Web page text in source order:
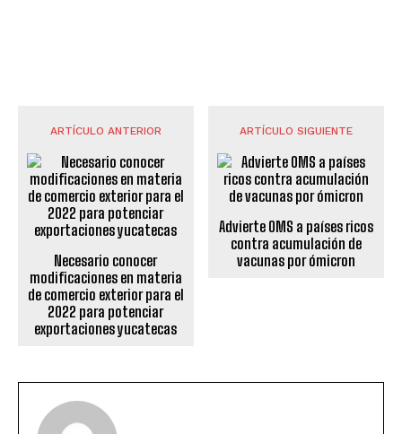
ARTÍCULO ANTERIOR
Necesario conocer
modificaciones en materia
de comercio exterior para el
2022 para potenciar
exportaciones yucatecas
ARTÍCULO SIGUIENTE
Advierte OMS a países ricos
contra acumulación de
vacunas por ómicron